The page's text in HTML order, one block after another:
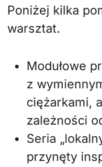
Poniżej kilka
warsztat.
Modułowe
z
ciężarkami,
zależności
Seria
przynęty